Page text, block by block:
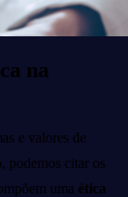
na
e valores de
podemos citar os
uma ética